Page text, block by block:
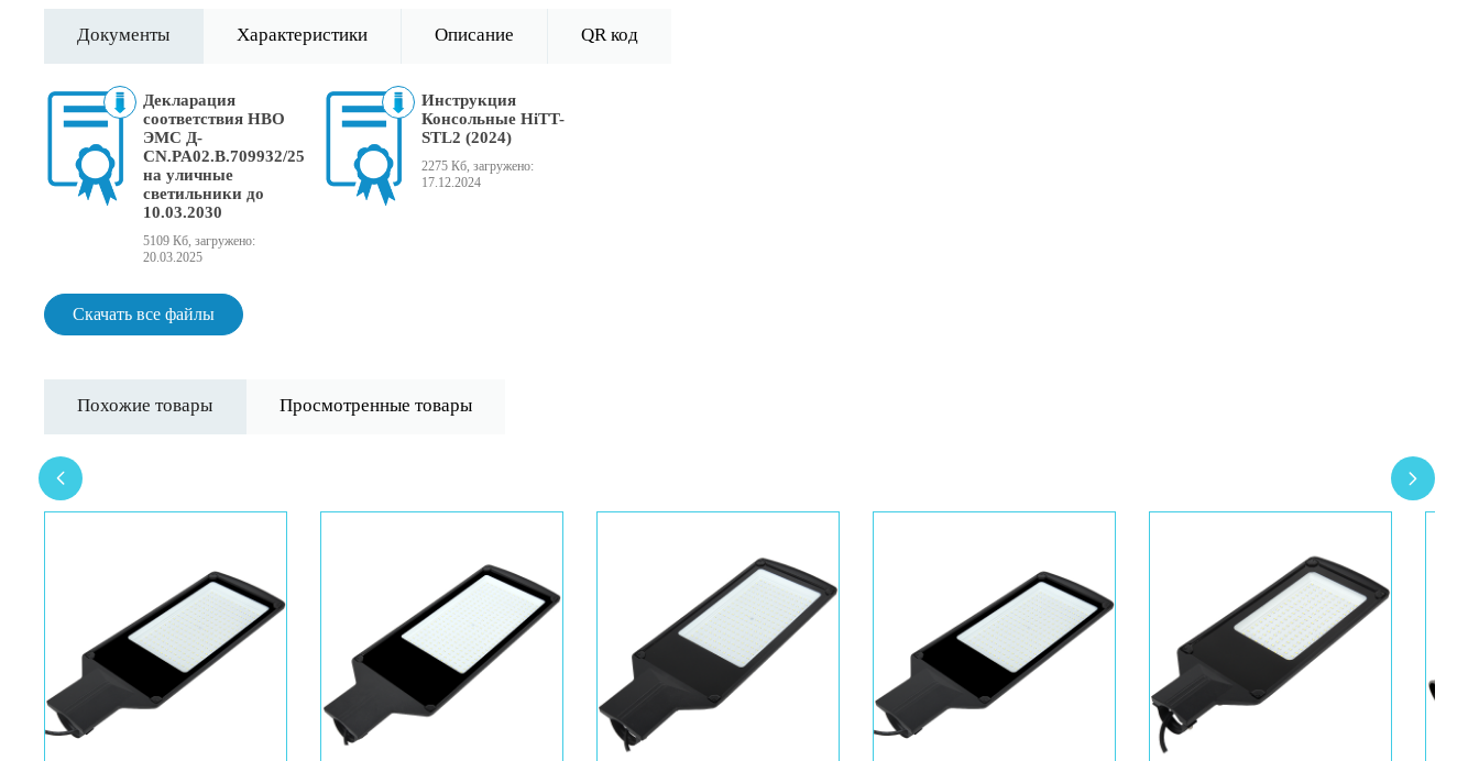
Документы Характеристики Описание QR код
Декларация
соответствия НВО
ЭМС Д-
CN.PA02.B.709932/25
на уличные
светильники до
10.03.2030
5109 Кб, загружено:
20.03.2025
Инструкция
Консольные HiTT-
STL2 (2024)
2275 Кб, загружено:
17.12.2024
Скачать все файлы
Похожие товары Просмотренные товары